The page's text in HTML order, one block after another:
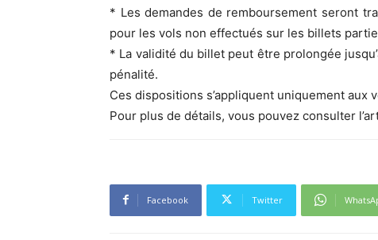
* Les demandes de remboursement seront
pour les vols non effectués sur les billets
* La validité du billet peut être prolongée
pénalité.
Ces dispositions s’appliquent uniquement aux
Pour plus de détails, vous pouvez consulter
Facebook Twitter